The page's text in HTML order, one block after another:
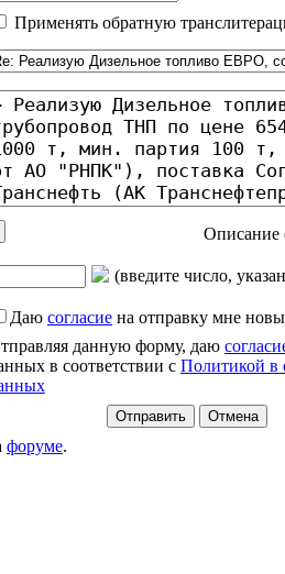
Применять обратную
Описание
(введите число,
Даю согласие на отправку мне
данную форму, даю
в соответствии с Политикой в
форуме.